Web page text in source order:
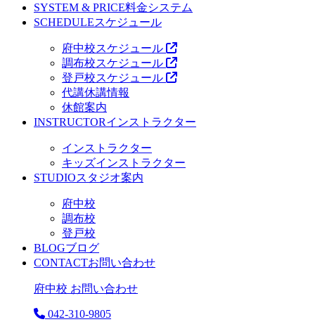
SYSTEM & PRICE料金システム
SCHEDULEスケジュール
府中校スケジュール
調布校スケジュール
登戸校スケジュール
代講休講情報
休館案内
INSTRUCTORインストラクター
インストラクター
キッズインストラクター
STUDIOスタジオ案内
府中校
調布校
登戸校
BLOGブログ
CONTACTお問い合わせ
府中校 お問い合わせ
042-310-9805